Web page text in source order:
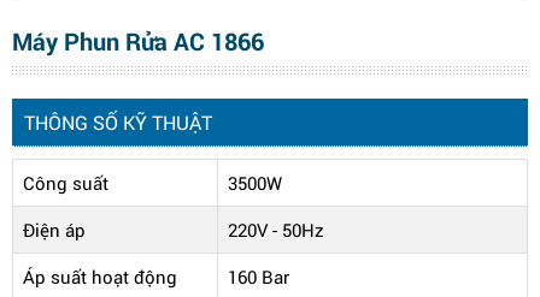
Máy Phun Rửa AC 1866
THÔNG SỐ KỸ THUẬT
Công suất
3500W
Điện áp
220V - 50Hz
Áp suất hoạt động
160 Bar